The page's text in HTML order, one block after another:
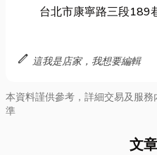
台北市康寧路三段189
edit 這我是店家，我想要編輯
本資料謹供參考，詳細交易及服
準
文